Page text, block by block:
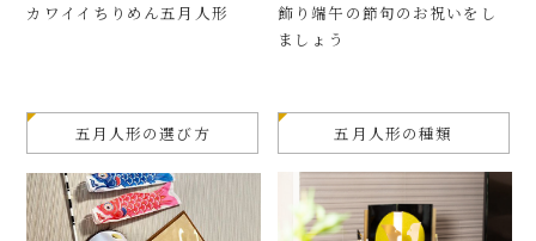
カワイイちりめん五月人形
飾り端午の節句のお祝いをし
ましょう
五月人形の選び方 五月人形の種類